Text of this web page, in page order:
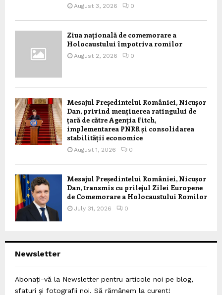
August 3, 2026 0
Ziua națională de comemorare a
Holocaustului împotriva romilor
August 2, 2026 0
Mesajul Președintelui României, Nicușor
Dan, privind menținerea ratingului de
țară de către Agenția Fitch,
implementarea PNRR și consolidarea
stabilității economice
August 1, 2026 0
Mesajul Președintelui României, Nicușor
Dan, transmis cu prilejul Zilei Europene
de Comemorare a Holocaustului Romilor
July 31, 2026 0
Newsletter
Abonați-vă la Newsletter pentru articole noi pe blog,
sfaturi și fotografii noi. Să rămânem la curent!